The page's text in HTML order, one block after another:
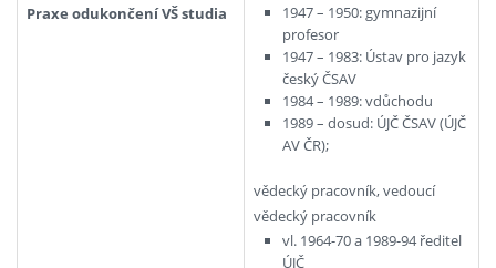
Praxe odukončení VŠ studia
1947 – 1950: gymnazijní
profesor
1947 – 1983: Ústav pro jazyk
český ČSAV
1984 – 1989: vdůchodu
1989 – dosud: ÚJČ ČSAV (ÚJČ
AV ČR);
vědecký pracovník, vedoucí
vědecký pracovník
vl. 1964-70 a 1989-94 ředitel
ÚJČ